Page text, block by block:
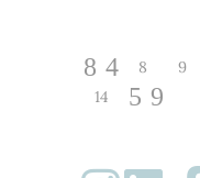
8 9
14